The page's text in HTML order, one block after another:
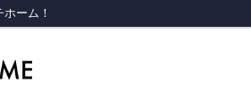
ーム！